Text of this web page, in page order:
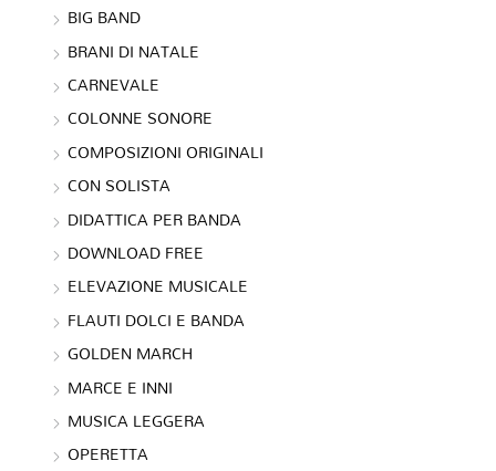
BIG BAND
BRANI DI NATALE
CARNEVALE
COLONNE SONORE
COMPOSIZIONI ORIGINALI
CON SOLISTA
DIDATTICA PER BANDA
DOWNLOAD FREE
ELEVAZIONE MUSICALE
FLAUTI DOLCI E BANDA
GOLDEN MARCH
MARCE E INNI
MUSICA LEGGERA
OPERETTA